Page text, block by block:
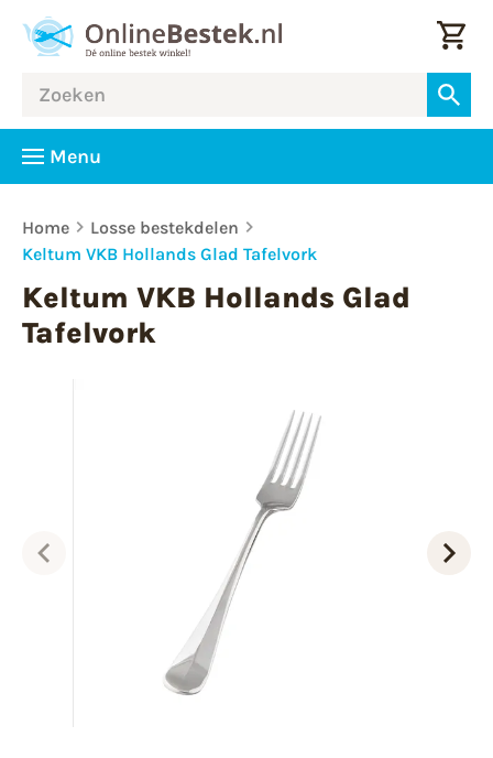
Menu
Home
Losse bestekdelen
Keltum VKB Hollands Glad Tafelvork
Keltum VKB Hollands Glad
Tafelvork